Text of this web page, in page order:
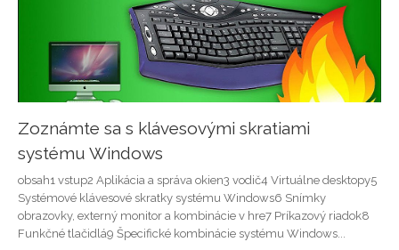
Zoznámte sa s klávesovými skratiami
systému Windows
obsah1 vstup2 Aplikácia a správa okien3 vodič4 Virtuálne desktopy5
Systémové klávesové skratky systému Windows6 Snímky
obrazovky, externý monitor a kombinácie v hre7 Príkazový riadok8
Funkčné tlačidlá9 Špecifické kombinácie systému Windows...